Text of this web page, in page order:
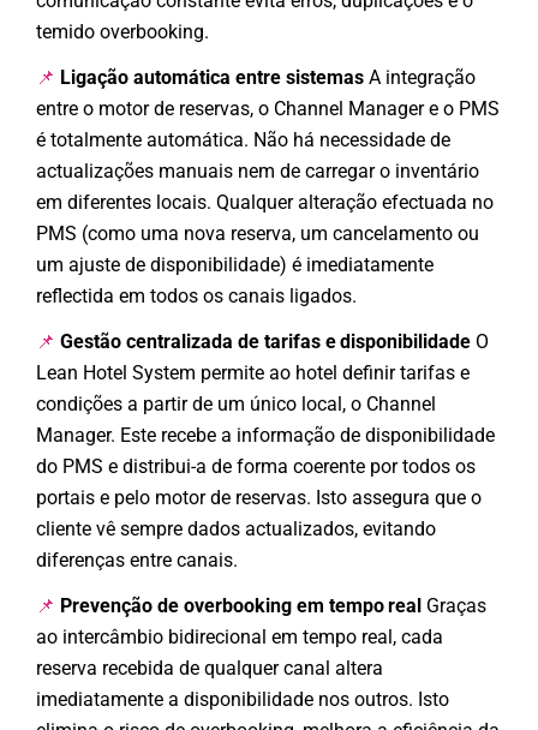
temido overbooking.
📌 Ligação automática entre sistemas A integração
entre o motor de reservas, o Channel Manager e o PMS
é totalmente automática. Não há necessidade de
actualizações manuais nem de carregar o inventário
em diferentes locais. Qualquer alteração efectuada no
PMS (como uma nova reserva, um cancelamento ou
um ajuste de disponibilidade) é imediatamente
reflectida em todos os canais ligados.
📌 Gestão centralizada de tarifas e disponibilidade O
Lean Hotel System permite ao hotel definir tarifas e
condições a partir de um único local, o Channel
Manager. Este recebe a informação de disponibilidade
do PMS e distribui-a de forma coerente por todos os
portais e pelo motor de reservas. Isto assegura que o
cliente vê sempre dados actualizados, evitando
diferenças entre canais.
📌 Prevenção de overbooking em tempo real Graças
ao intercâmbio bidirecional em tempo real, cada
reserva recebida de qualquer canal altera
imediatamente a disponibilidade nos outros. Isto